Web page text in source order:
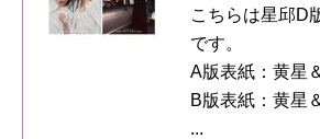
こちらは星邱D
です。
A版表紙：黄星
B版表紙：黄星
...